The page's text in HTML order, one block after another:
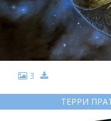
3
ТЕРРИ